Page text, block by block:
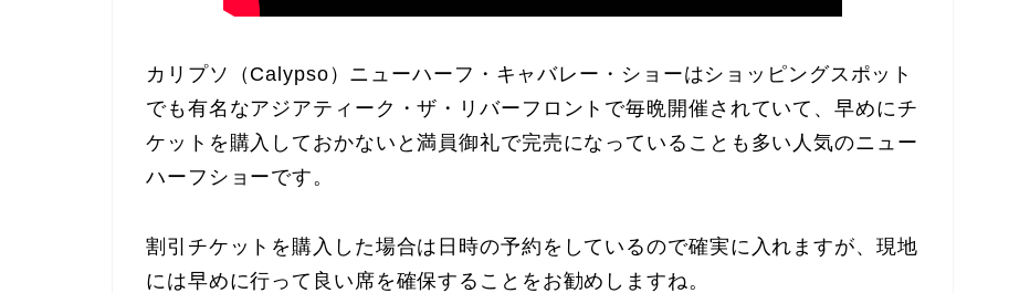
カリプソ（Calypso）ニューハーフ・キャバレー・ショーはショッピングスポット
でも有名なアジアティーク・ザ・リバーフロントで毎晩開催されていて、早めにチ
ケットを購入しておかないと満員御礼で完売になっていることも多い人気のニュー
ハーフショーです。
割引チケットを購入した場合は日時の予約をしているので確実に入れますが、現地
には早めに行って良い席を確保することをお勧めしますね。